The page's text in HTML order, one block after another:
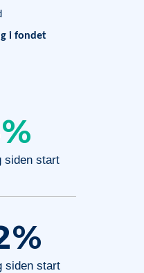
i fondet
%
siden start
%
siden start